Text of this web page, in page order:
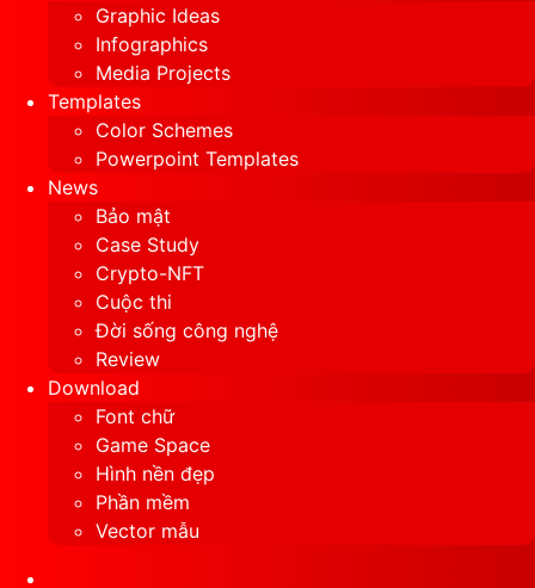
Graphic Ideas
Infographics
Media Projects
Templates
Color Schemes
Powerpoint Templates
News
Bảo mật
Case Study
Crypto-NFT
Cuộc thi
Đời sống công nghệ
Review
Download
Font chữ
Game Space
Hình nền đẹp
Phần mềm
Vector mẫu